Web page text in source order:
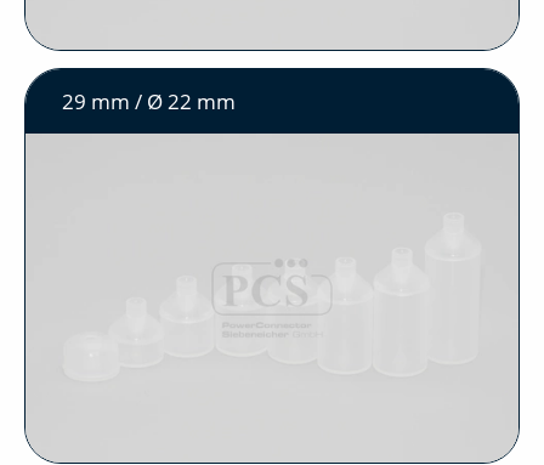
29 mm / Ø 22 mm